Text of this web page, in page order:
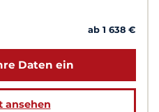
ab 1 638 €
Daten ein
ansehen